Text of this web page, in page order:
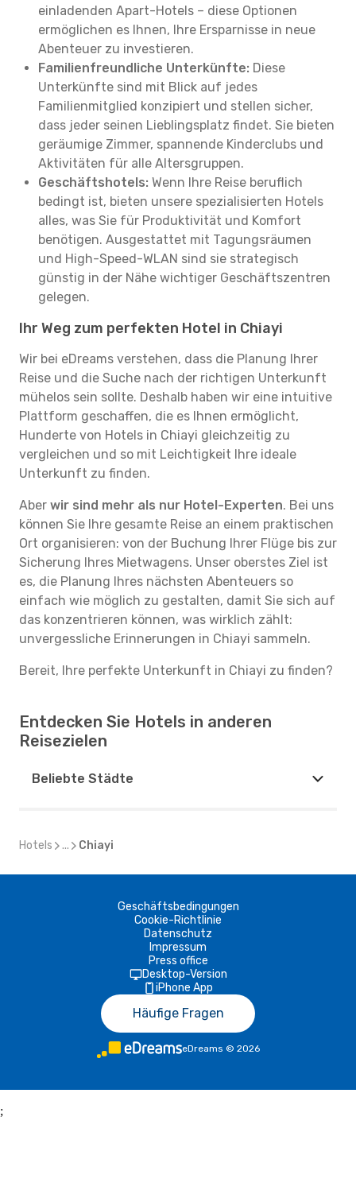
einladenden Apart-Hotels – diese Optionen
ermöglichen es Ihnen, Ihre Ersparnisse in neue
Abenteuer zu investieren.
Familienfreundliche Unterkünfte: Diese
Unterkünfte sind mit Blick auf jedes
Familienmitglied konzipiert und stellen sicher,
dass jeder seinen Lieblingsplatz findet. Sie bieten
geräumige Zimmer, spannende Kinderclubs und
Aktivitäten für alle Altersgruppen.
Geschäftshotels: Wenn Ihre Reise beruflich
bedingt ist, bieten unsere spezialisierten Hotels
alles, was Sie für Produktivität und Komfort
benötigen. Ausgestattet mit Tagungsräumen
und High-Speed-WLAN sind sie strategisch
günstig in der Nähe wichtiger Geschäftszentren
gelegen.
Ihr Weg zum perfekten Hotel in Chiayi
Wir bei eDreams verstehen, dass die Planung Ihrer
Reise und die Suche nach der richtigen Unterkunft
mühelos sein sollte. Deshalb haben wir eine intuitive
Plattform geschaffen, die es Ihnen ermöglicht,
Hunderte von Hotels in Chiayi gleichzeitig zu
vergleichen und so mit Leichtigkeit Ihre ideale
Unterkunft zu finden.
Aber wir sind mehr als nur Hotel-Experten. Bei uns
können Sie Ihre gesamte Reise an einem praktischen
Ort organisieren: von der Buchung Ihrer Flüge bis zur
Sicherung Ihres Mietwagens. Unser oberstes Ziel ist
es, die Planung Ihres nächsten Abenteuers so
einfach wie möglich zu gestalten, damit Sie sich auf
das konzentrieren können, was wirklich zählt:
unvergessliche Erinnerungen in Chiayi sammeln.
Bereit, Ihre perfekte Unterkunft in Chiayi zu finden?
Entdecken Sie Hotels in anderen
Reisezielen
Beliebte Städte
Hotels ... Chiayi
Geschäftsbedingungen
Cookie-Richtlinie
Datenschutz
Impressum
Press office
Desktop-Version
iPhone App
Häufige Fragen
eDreams © 2026
;